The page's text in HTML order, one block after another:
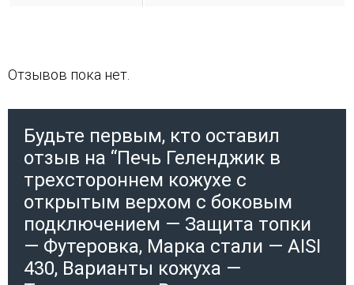
Отзывов пока нет.
Будьте первым, кто оставил
отзыв на “Печь Геленджик в
трехстороннем кожухе с
открытым верхом с боковым
подключением — Защита топки
— Футеровка, Марка стали — AISI
430, Варианты кожуха —